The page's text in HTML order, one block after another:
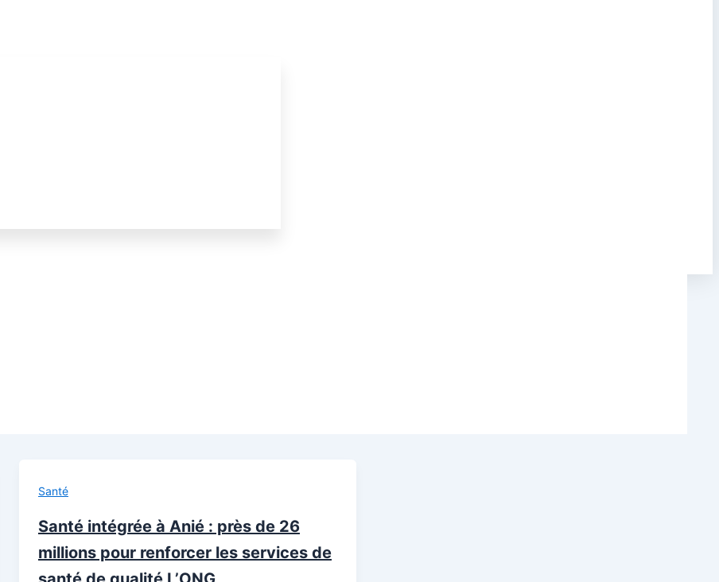
Santé
Santé intégrée à Anié : près de 26
millions pour renforcer les services de